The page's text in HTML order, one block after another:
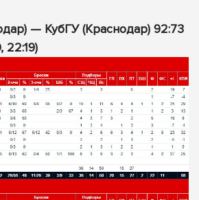
— КубГУ (Краснодар) 92:73
22:19)